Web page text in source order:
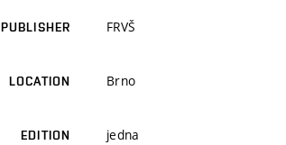
PUBLISHER FRVŠ
LOCATION Brno
EDITION jedna